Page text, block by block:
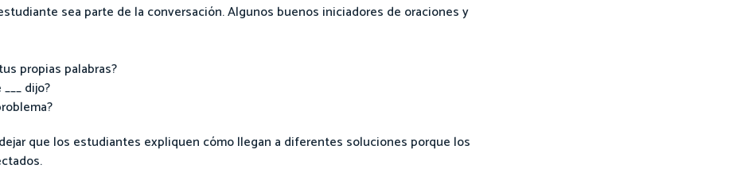
sea parte de la conversación. Algunos buenos iniciadores de oraciones y
propias palabras?
dijo?
que los estudiantes expliquen cómo llegan a diferentes soluciones porque los